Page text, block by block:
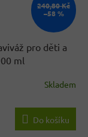
240,80 Kč
–58 %
pro děti a
ml
Skladem
Do košíku